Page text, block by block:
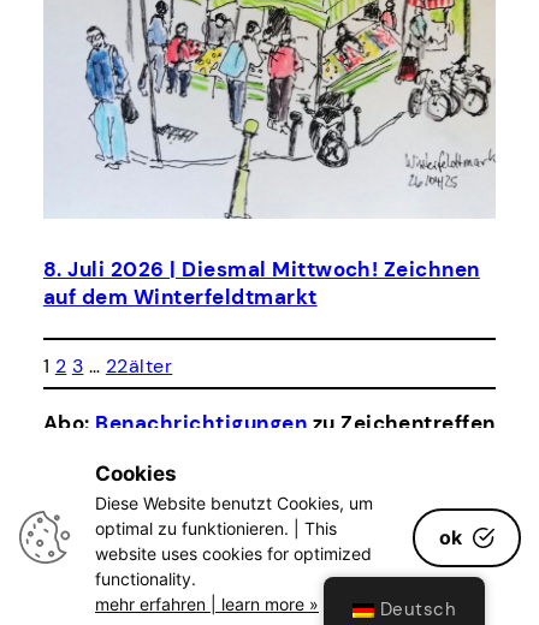
8. Juli 2026 | Diesmal Mittwoch! Zeichnen
auf dem Winterfeldtmarkt
1 2 3 … 22älter
Abo: Benachrichtigungen zu Zeichentreffen
Log In
Impressum
Datenschutz
privacy policy
Facebook InstagramE-Mail
Deutsch
Cookies
Diese Website benutzt Cookies, um
optimal zu funktionieren. | This
website uses cookies for optimized
functionality.
mehr erfahren | learn more »
ok